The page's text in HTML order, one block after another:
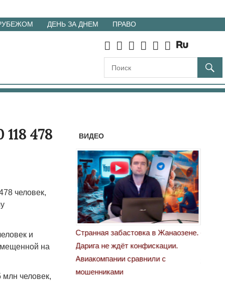
ДЕНЬ ЗА ДНЕМ ПРАВО
478
человек,
и
на
млн человек,
ВИДЕО
в Жанаозене.
конфискации.
«Новый Казахстан не говорит всей
правды»
29.10.2024 09:00 39623